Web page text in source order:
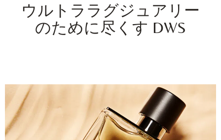
ウルトララグジュアリー
のために尽くす DWS